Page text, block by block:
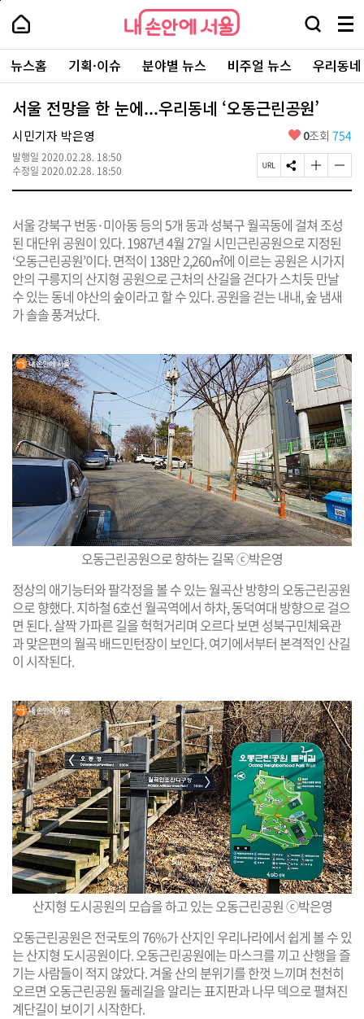
본
로
가
내
손
안
에
서
울
-
서
울
시
대
표
소
포
털
내
손
에
울
검
창
열
기
메
뉴
전
체
보
주
요
서
뉴스홈 기획·이슈 분야별 뉴스 비주얼 뉴스 우리동
서울 전망을 한 눈에...우리동네 ‘오동근린공원’
시민기자 박은영
발행일 2020.02.28. 18:50
수정일 2020.02.28. 18:50
좋
요
0조회 754
페
이
R
L
복
사
S
N
유
하
기
글
자
크
게
변
경
하
기
글
자
작
게
변
경
기
서울 강북구 번동·미아동 등의 5개 동과 성북구 월곡동에 걸쳐 조성
된 대단위 공원이 있다. 1987년 4월 27일 시민근린공원으로 지정된
‘오동근린공원’이다. 면적이 138만 2,260㎡에 이르는 공원은 시가지
안의 구릉지의 산지형 공원으로 근처의 산길을 걷다가 스치듯 만날
수 있는 동네 야산의 숲이라고 할 수 있다. 공원을 걷는 내내, 숲 냄새
가 솔솔 풍겨났다.
오동근린공원으로 향하는 길목 ⓒ박은영
정상의 애기능터와 팔각정을 볼 수 있는 월곡산 방향의 오동근린공원
으로 향했다. 지하철 6호선 월곡역에서 하차, 동덕여대 방향으로 걸으
면 된다. 살짝 가파른 길을 헉헉거리며 오르다 보면 성북구민체육관
과 맞은편의 월곡 배드민턴장이 보인다. 여기에서부터 본격적인 산길
이 시작된다.
산지형 도시공원의 모습을 하고 있는 오동근린공원 ⓒ박은영
오동근린공원은 전국토의 76%가 산지인 우리나라에서 쉽게 볼 수 있
는 산지형 도시공원이다. 오동근린공원에는 마스크를 끼고 산행을 즐
기는 사람들이 적지 않았다. 겨울 산의 분위기를 한껏 느끼며 천천히
오르면 오동근린공원 둘레길을 알리는 표지판과 나무 덱으로 펼쳐진
계단길이 보이기 시작한다.
페
상
단
로